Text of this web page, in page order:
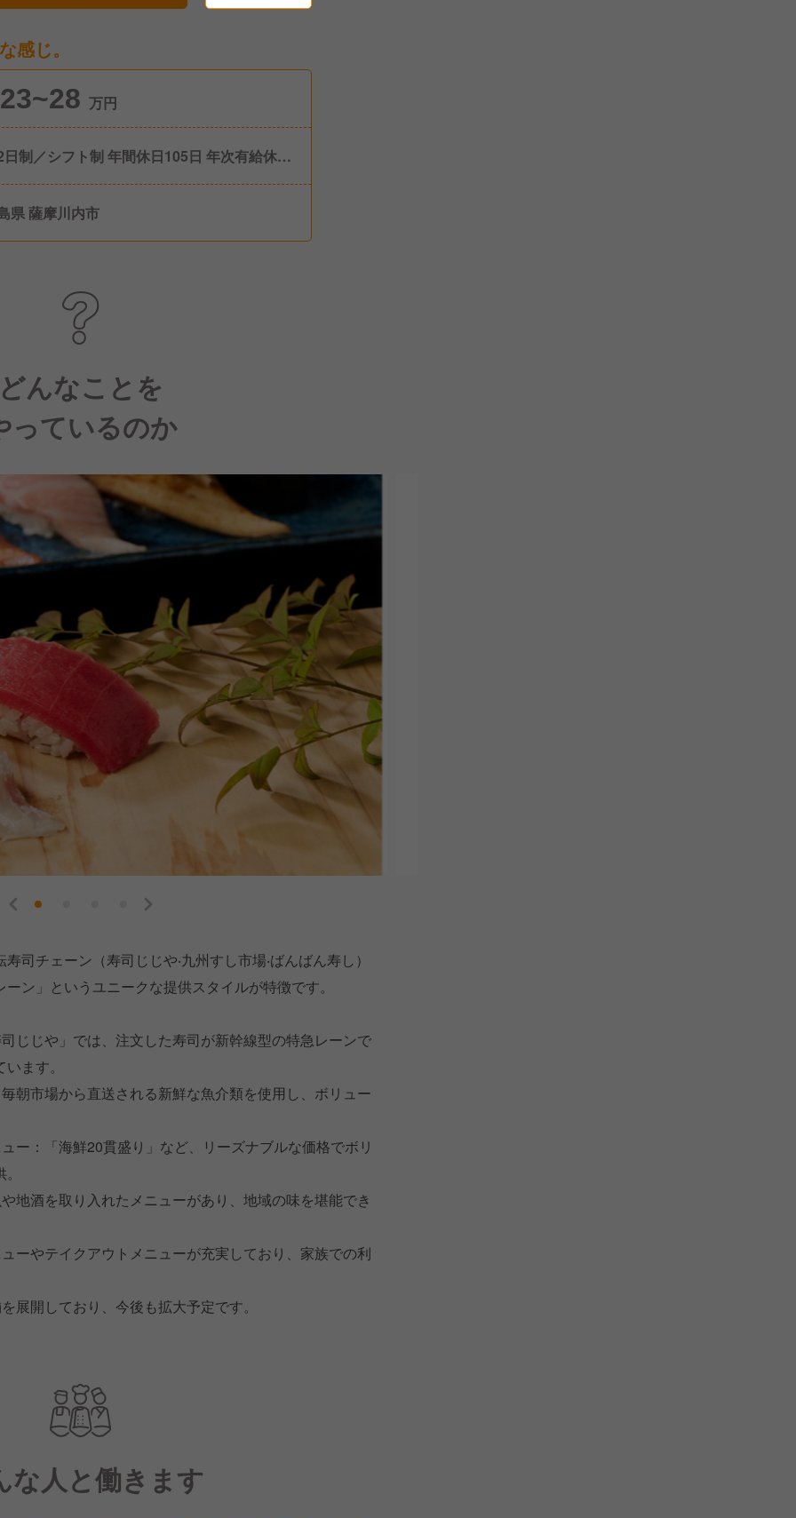
感じ。
23~28 万円
日制／シフト制 年間休日105日 年次有給休暇
県 薩摩川内市
んなことを
っているのか
司チェーン（寿司じじや‧九州すし市場‧ばんばん寿し）
ン」というユニークな提供スタイルが特徴です。
じじや」では、注文した寿司が新幹線型の特急レーンで
ます。
朝市場から直送される新鮮な魚介類を使用し、ボリュー
ー：「海鮮20貫盛り」など、リーズナブルな価格でボリ
地酒を取り入れたメニューがあり、地域の味を堪能でき
ーやテイクアウトメニューが充実しており、家族での利
展開しており、今後も拡大予定です。
な人と働きます